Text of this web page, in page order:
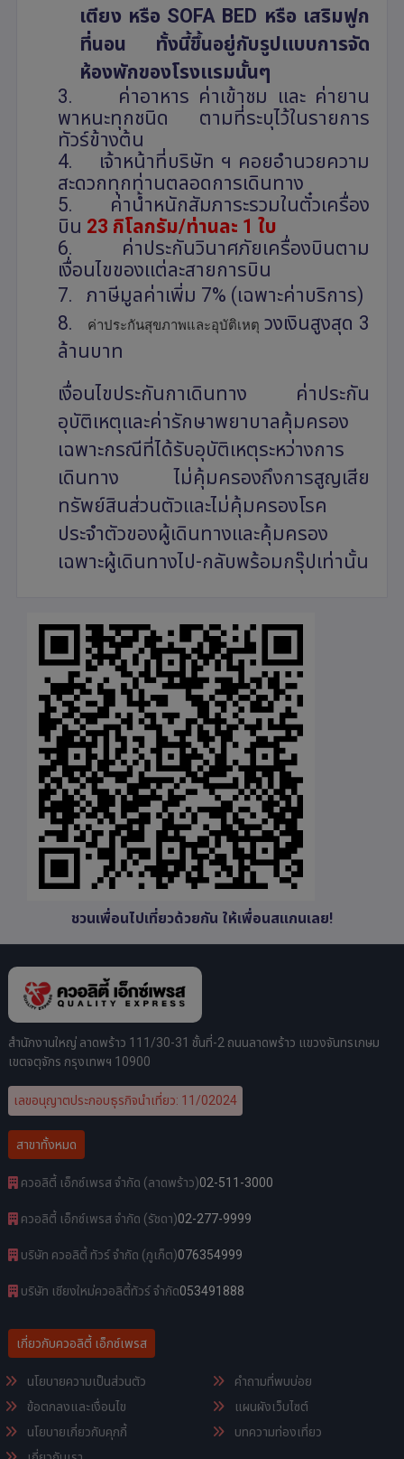
เตียง หรือ SOFA BED หรือ เสริมฟูก
ที่นอน ทั้งนี้ขึ้นอยู่กับรูปแบบการจัด
ห้องพักของโรงแรมนั้นๆ
3.
ค่าอาหาร ค่าเข้าชม และ ค่ายาน
พาหนะทุกชนิด ตามที่ระบุไว้ในรายการ
ทัวร์ข้างต้น
4.
เจ้าหน้าที่บริษัท ฯ คอยอำนวยความ
สะดวกทุกท่านตลอดการเดินทาง
5.
ค่าน้ำหนักสัมภาระรวมในตั๋วเครื่อง
บิน 23 กิโลกรัม/ท่านละ 1 ใบ
6.
ค่าประกันวินาศภัยเครื่องบินตาม
เงื่อนไขของแต่ละสายการบิน
7. ภาษีมูลค่าเพิ่ม 7% (เฉพาะค่าบริการ)
8.
ค่าประกันสุขภาพและอุบัติเหตุ วงเงินสูงสุด 3
ล้านบาท
เงื่อนไขประกันกาเดินทาง ค่าประกัน
อุบัติเหตุและค่ารักษาพยาบาลคุ้มครอง
เฉพาะกรณีที่ได้รับอุบัติเหตุระหว่างการ
เดินทาง ไม่คุ้มครองถึงการสูญเสีย
ทรัพย์สินส่วนตัวและไม่คุ้มครองโรค
ประจำตัวของผู้เดินทางและคุ้มครอง
เฉพาะผู้เดินทางไป-กลับพร้อมกรุ๊ปเท่านั้น
ชวนเพื่อนไปเที่ยวด้วยกัน ให้เพื่อนสแกนเลย!
สำนักงานใหญ่ ลาดพร้าว 111/30-31 ชั้นที่-2 ถนนลาดพร้าว แขวงจันทรเกษม
เขตจตุจักร กรุงเทพฯ 10900
เลขอนุญาตประกอบธุรกิจนำเที่ยว: 11/02024
สาขาทั้งหมด
ควอลิตี้ เอ็กซ์เพรส จำกัด (ลาดพร้าว)02-511-3000
ควอลิตี้ เอ็กซ์เพรส จำกัด (รัชดา)02-277-9999
บริษัท ควอลิตี้ ทัวร์ จำกัด (ภูเก็ต)076354999
บริษัท เชียงใหม่ควอลิตี้ทัวร์ จำกัด053491888
เกี่ยวกับควอลิตี้ เอ็กซ์เพรส
นโยบายความเป็นส่วนตัว
ข้อตกลงและเงื่อนไข
นโยบายเกี่ยวกับคุกกี้
คำถามที่พบบ่อย
แผนผังเว็บไซต์
บทความท่องเที่ยว